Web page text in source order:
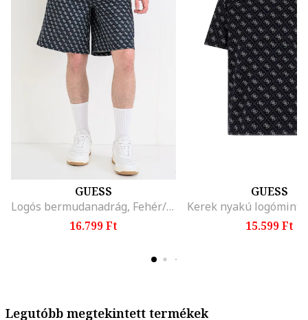
GUESS
Logós bermudanadrág, Fehér/Szénszürke
16.799 Ft
GUESS
15.599 Ft
Legutóbb megtekintett termékek